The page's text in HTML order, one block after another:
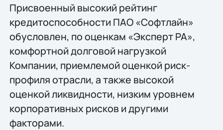
Присвоенный высокий рейтинг
кредитоспособности ПАО «Софтлайн»
обусловлен, по оценкам «Эксперт РА»,
комфортной долговой нагрузкой
Компании, приемлемой оценкой риск-
профиля отрасли, а также высокой
оценкой ликвидности, низким уровнем
корпоративных рисков и другими
факторами.